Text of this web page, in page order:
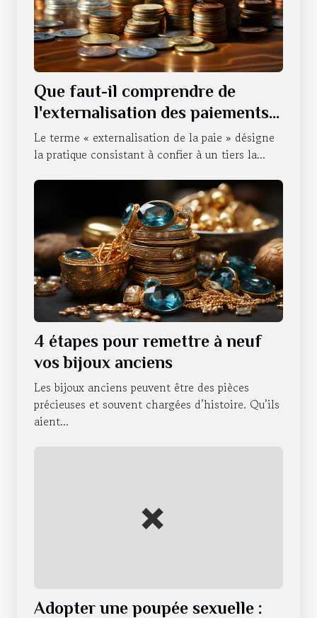
Que faut-il comprendre de
l'externalisation des paiements
d'une entreprise ?
Le terme « externalisation de la paie » désigne
la pratique consistant à confier à un tiers la...
4 étapes pour remettre à neuf
vos bijoux anciens
Les bijoux anciens peuvent être des pièces
précieuses et souvent chargées d’histoire. Qu’ils
aient...
Adopter une poupée sexuelle :